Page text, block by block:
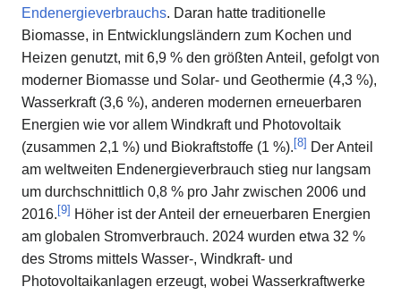
Endenergieverbrauchs. Daran hatte traditionelle
Biomasse, in Entwicklungsländern zum Kochen und
Heizen genutzt, mit 6,9 % den größten Anteil, gefolgt von
moderner Biomasse und Solar- und Geothermie (4,3 %),
Wasserkraft (3,6 %), anderen modernen erneuerbaren
Energien wie vor allem Windkraft und Photovoltaik
(zusammen 2,1 %) und Biokraftstoffe (1 %).[8] Der Anteil
am weltweiten Endenergieverbrauch stieg nur langsam
um durchschnittlich 0,8 % pro Jahr zwischen 2006 und
2016.[9] Höher ist der Anteil der erneuerbaren Energien
am globalen Stromverbrauch. 2024 wurden etwa 32 %
des Stroms mittels Wasser-, Windkraft- und
Photovoltaikanlagen erzeugt, wobei Wasserkraftwerke